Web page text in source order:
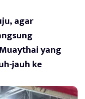
agar
yang
jauh ke